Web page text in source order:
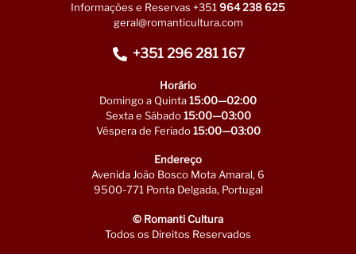
Informações e Reservas +351 964 238 625
geral@romanticultura.com
+351 296 281 167
Horário
Domingo a Quinta15:00—02:00
Sexta e Sábado15:00—03:00
Véspera de Feriado15:00—03:00
Endereço
Avenida João Bosco Mota Amaral, 6
9500-771 Ponta Delgada, Portugal
© Romanti Cultura
Todos os Direitos Reservados